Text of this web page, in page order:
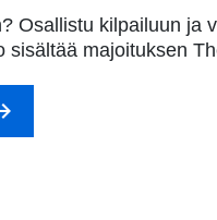
Osallistu kilpailuun ja
sisältää majoituksen